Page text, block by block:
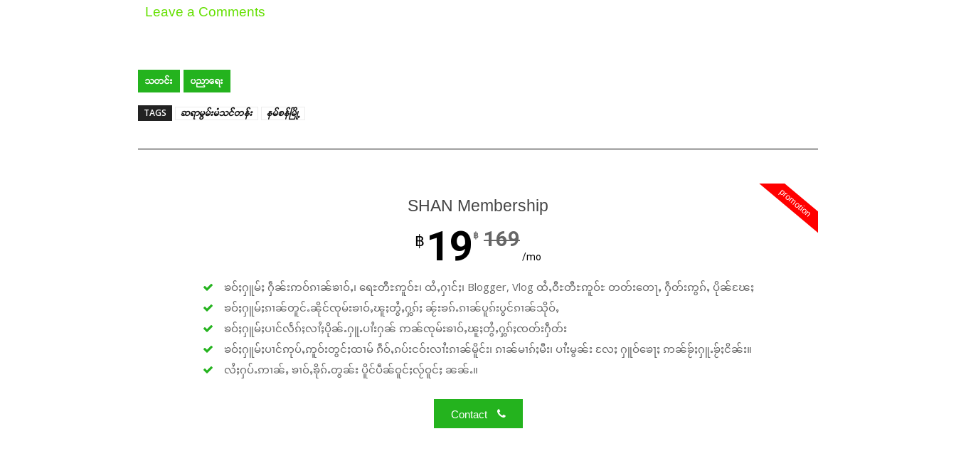
Leave a Comments
သတင်း ပညာရေး
TAGS ဆရာမွမ်းမံသင်တန်း နမ်စန်မြို့
promotion
SHAN Membership
฿ 19 ฿ 169
/mo
ၶဝ်ႈႁူမ်ႈ ႁဵၼ်းဢဝ်ၵၢၼ်ၶၢဝ်ႇ၊ ရေႊတီႊဢူဝ်ႊ၊ ထႆႇႁၢင်ႈ၊ Blogger, Vlog ထႆႇဝီႊတီႊဢူဝ်ႊ တတ်းတေႃႇ ႁဵတ်းဢွၵ်ႇ ပိုၼ်ၽႄႈ
ၶဝ်ႈႁူမ်ႈၵၢၼ်တူင်ႉၼိုင်ၸုမ်းၶၢဝ်ႇၽူႈတွႆႇႁွၵ်ႈ ၼႂ်းၶၵ်ႉၵၢၼ်ပူၵ်းပွင်ၵၢၼ်သိုဝ်ႇ
ၶဝ်ႈႁူမ်ႈပၢင်လႅၵ်ႈလၢႆႈပိုၼ်ႉႁူႉပၢႆးႁၼ် ဢၼ်ၸုမ်းၶၢဝ်ႇၽူႈတွႆႇႁွၵ်ႈၸတ်းႁဵတ်း
ၶဝ်ႈႁူမ်ႈပၢင်ဢုပ်ႇဢူဝ်းတွင်ႈထၢမ် ၵဵဝ်ႇၵပ်းငဝ်းလၢႆးၵၢၼ်မိူင်း၊ ၵၢၼ်မၢၵ်ႈမီး၊ ပၢႆးမွၼ်း လႄႈ ႁူဝ်ၶေႃႈ ဢၼ်ၶႂ်ႈႁူႉၶႂ်ႈငိၼ်း။
လႆႈႁပ်ႉဢၢၼ်ႇ ၶၢဝ်ႇၶိုၵ်ႉတွၼ်း ပိူင်ပဵၼ်ဝူင်ႈလႂ်ဝူင်ႈ ၼၼ်ႉ။
Contact